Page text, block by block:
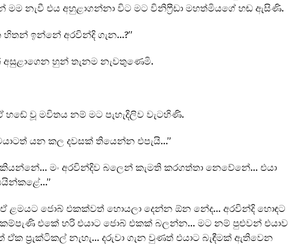
මම නැවී එය අහුළාගන්නා විට මට විනිෆ්‍රීඩා මහත්මියගේ හඬ ඇසිණි.
හිතන් ඉන්නේ අරවින්දි ගැන…?”
අසුළාගෙන හුන් තැනම නැවතුණෙමි.
වූ මවිතය නම් මට පැහැදිලිව වැටහිණි.
යන කල දවසක් තියෙන්න එපැයි…”
කියන්නේ… මං අරවින්දිව බලෙන් කැමති කරගත්තා නෙවේනේ… එයා
ඒ ළමයට ජොබ් එකක්වත් හොයලා දෙන්න ඕන නේද… අරවින්දි හොඳට
එකේ හරි එයාට ජොබ් එකක් බලන්න… මට නම් පුළුවන් එයාව
ඒක ප්‍රැක්ටිකල් නැහැ… දරුවා ගැන වුණත් එයාට බැඳීමක් ඇතිවෙන